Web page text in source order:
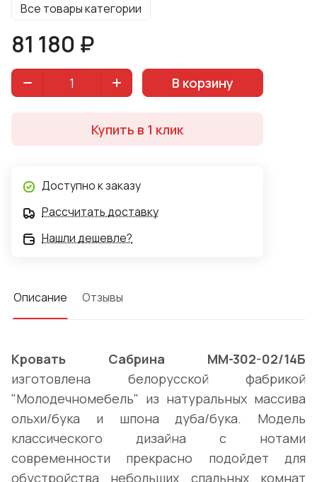
Все товары категории
81 180 ₽
В корзину
Купить в 1 клик
Доступно к заказу
Рассчитать доставку
Нашли дешевле?
Описание Отзывы
Кровать Сабрина ММ-302-02/14Б
изготовлена белорусской фабрикой
"Молодечномебель" из натуральных массива
ольхи/бука и шпона дуба/бука. Модель
классического дизайна с нотами
современности прекрасно подойдет для
обустройства небольших спальных комнат